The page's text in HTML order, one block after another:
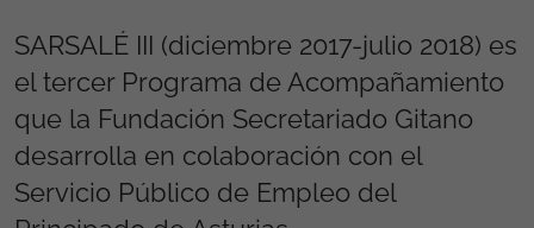
SARSALÉ III (diciembre 2017-julio 2018) es
el tercer Programa de Acompañamiento
que la Fundación Secretariado Gitano
desarrolla en colaboración con el
Servicio Público de Empleo del